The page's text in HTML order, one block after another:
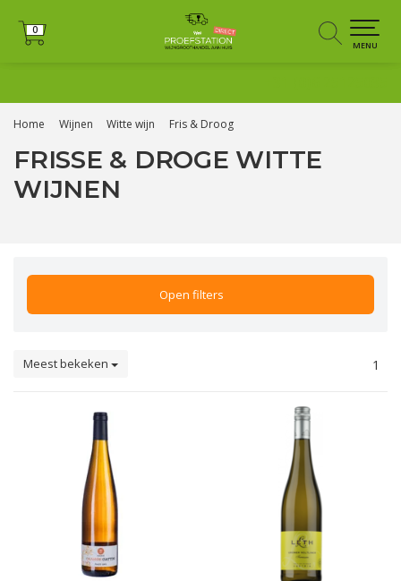
0
0
MENU
Home Wijnen Witte wijn Fris & Droog
FRISSE & DROGE WITTE
WIJNEN
Open filters
Meest bekeken 1